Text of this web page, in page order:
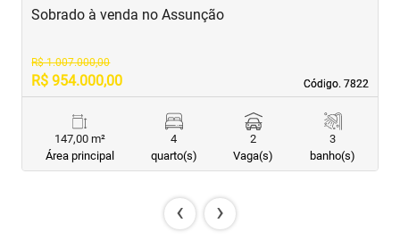
Código. 7822
Código. 7822
Sobrado à venda no Assunção
R$ 1.007.000,00
R$ 954.000,00
147,00 m²
Área principal
4
quarto(s)
2
Vaga(s)
3
banho(s)
‹ ›